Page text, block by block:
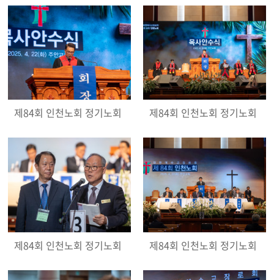
제84회 인천노회 정기노회 제84회 인천노회 정기노회
제84회 인천노회 정기노회 제84회 인천노회 정기노회